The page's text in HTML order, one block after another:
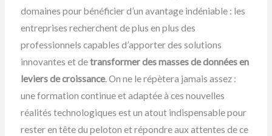
domaines pour bénéficier d’un avantage indéniable : les
entreprises recherchent de plus en plus des
professionnels capables d’apporter des solutions
innovantes et detransformer des masses de données en
leviers de croissance. On ne le répètera jamais assez :
une formation continue et adaptée à ces nouvelles
réalités technologiques est un atout indispensable pour
rester en tête du peloton et répondre aux attentes de ce